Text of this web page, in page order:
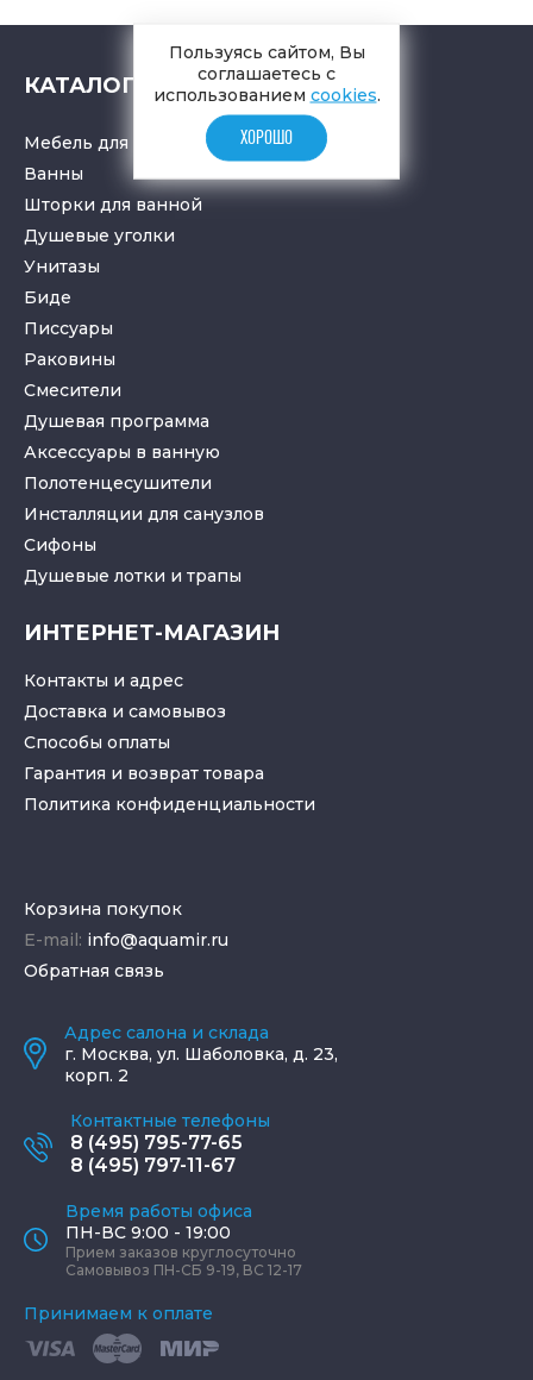
КАТАЛОГ
Мебель для ванной комнаты
Ванны
Шторки для ванной
Душевые уголки
Унитазы
Биде
Писсуары
Раковины
Смесители
Душевая программа
Аксессуары в ванную
Полотенцесушители
Инсталляции для санузлов
Cифоны
Душевые лотки и трапы
ИНТЕРНЕТ-МАГАЗИН
Контакты и адрес
Доставка и самовывоз
Способы оплаты
Гарантия и возврат товара
Политика конфиденциальности
Корзина покупок
E-mail: info@aquamir.ru
Обратная связь
Адрес салона и склада
г. Москва, ул. Шаболовка, д. 23,
корп. 2
Контактные телефоны
8 (495) 795-77-65
8 (495) 797-11-67
Время работы офиса
ПН-ВС 9:00 - 19:00
Прием заказов круглосуточно
Самовывоз ПН-СБ 9-19, ВС 12-17
Принимаем к оплате
Пользуясь сайтом, Вы
соглашаетесь с
использованием cookies.
ХОРОШО